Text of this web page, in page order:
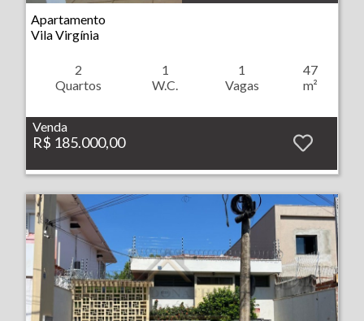
Apartamento
Vila Virgínia
2
Quartos
1
W.C.
1
Vagas
47
m²
Venda
R$ 185.000,00